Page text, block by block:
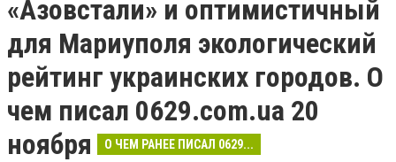
«Азовстали» и оптимистичный
для Мариуполя экологический
рейтинг украинских городов. О
чем писал 0629.com.ua 20
ноября
О ЧЕМ РАНЕЕ ПИСАЛ 0629...